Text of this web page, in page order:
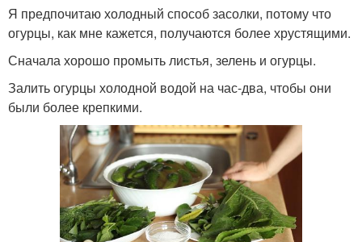
Я предпочитаю холодный способ засолки, потому что
огурцы, как мне кажется, получаются более хрустящими.
Сначала хорошо промыть листья, зелень и огурцы.
Залить огурцы холодной водой на час-два, чтобы они
были более крепкими.